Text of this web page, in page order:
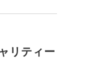
リティー